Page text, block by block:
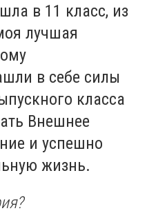
в 11 класс, из
лучшая
в себе силы
класса
Внешнее
и успешно
жизнь.